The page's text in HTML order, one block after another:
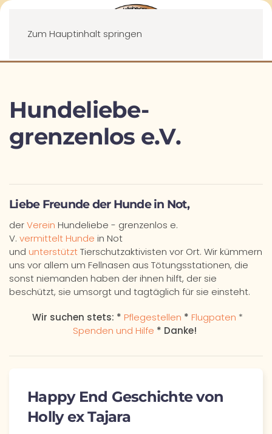
Zum Hauptinhalt springen
Menü
Hundeliebe-
grenzenlos e.V.
Liebe Freunde der Hunde in Not,
derVerein Hundeliebe - grenzenlos e.
V. vermittelt Hunde in Not
und unterstütztTierschutzaktivisten vor Ort. Wir kümmern
uns vor allem um Fellnasen aus Tötungsstationen, die
sonst niemanden haben der ihnen hilft, der sie
beschützt, sie umsorgt und tagtäglich für sie einsteht.
Wir suchen stets: * Pflegestellen * Flugpaten *
Spenden und Hilfe * Danke!
Happy End Geschichte von
Holly ex Tajara